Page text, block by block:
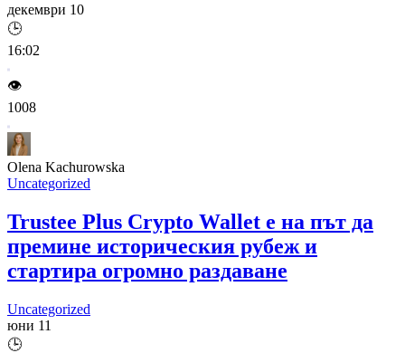
декември 10
🕒
16:02
👁️
1008
Olena Kachurowska
Uncategorized
Trustee Plus Crypto Wallet е на път да
премине историческия рубеж и
стартира огромно раздаване
Uncategorized
юни 11
🕒